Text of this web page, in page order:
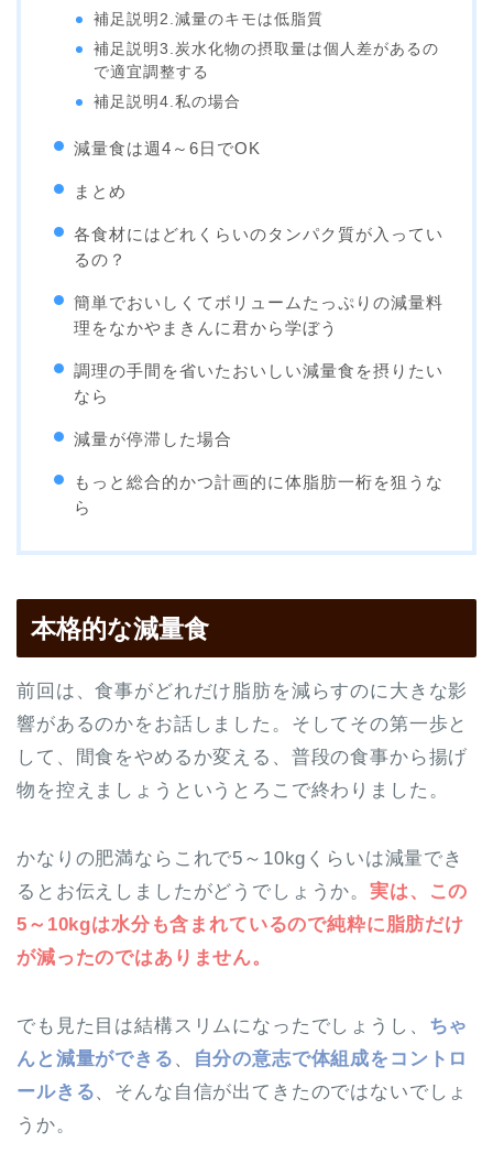
補足説明2.減量のキモは低脂質
補足説明3.炭水化物の摂取量は個人差があるの
で適宜調整する
補足説明4.私の場合
減量食は週4～6日でOK
まとめ
各食材にはどれくらいのタンパク質が入ってい
るの？
簡単でおいしくてボリュームたっぷりの減量料
理をなかやまきんに君から学ぼう
調理の手間を省いたおいしい減量食を摂りたい
なら
減量が停滞した場合
もっと総合的かつ計画的に体脂肪一桁を狙うな
ら
本格的な減量食
前回は、食事がどれだけ脂肪を減らすのに大きな影
響があるのかをお話しました。そしてその第一歩と
して、間食をやめるか変える、普段の食事から揚げ
物を控えましょうというとろこで終わりました。
かなりの肥満ならこれで5～10kgくらいは減量でき
るとお伝えしましたがどうでしょうか。実は、この
5～10kgは水分も含まれているので純粋に脂肪だけ
が減ったのではありません。
でも見た目は結構スリムになったでしょうし、 ちゃ
んと減量ができる 、
自分の意志で体組成をコントロ
ールきる、そんな自信が出てきたのではないでしょ
うか。